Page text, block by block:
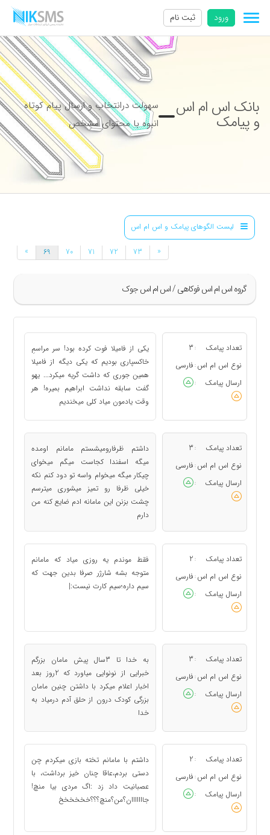
ورود ثبت نام
بانک اس ام اس
و پیامک
سهولت درانتخاب و ارسال پیام کوتاه
انبوه با محتوای مشخص
لیست الگوهای پیامک و اس ام اس
گروه اس ام اس فوکاهی / اس ام اس جوک
» 69 70 71 72 73 «
تعداد پیامک :
3
نوع اس ام اس : فارسی
ارسال پیامک
:
یکی از فامیلا فوت کرده بود! سر مراسمِ
خاکسپاری بودیم که یکی دیگه از فامیلا
همین جوری که داشت گریه میکرد... یهو
گفت سابقه نداشت ابراهیم بمیره! هر
وقت یادمون میاد کلی میخندیم
تعداد پیامک :
3
نوع اس ام اس : فارسی
ارسال پیامک
:
داشتم ظرفارومیشستم مامانم اومده
میگه اسفندا کجاست میگم میخوای
چیکار میگه میخوام واسه تو دود کنم نکه
خیلی ظرفا رو تمیز میشوری میترسم
چشت بزنن این مامانه ادم ضایع کنه من
دارم
تعداد پیامک :
2
نوع اس ام اس : فارسی
ارسال پیامک
:
فقط موندم یه روزی میاد که مامانم
متوجه بشه شارژر صرفا بدین جهت که
سیم داره؛سیم کارت نیست:|
تعداد پیامک :
3
نوع اس ام اس : فارسی
ارسال پیامک
:
به خدا تا 3سال پیش مامان بزرگم
خبرایی از نونوایی میاورد که 2روز بعد
اخبار اعلام میکرد با داشتن چنین مامان
بزرگی کودک درون از حلق آدم درمیاد به
خدا
تعداد پیامک :
2
نوع اس ام اس : فارسی
ارسال پیامک
:
داشتم با مامانم تخته بازی میکردم چن
دستی بردم،عاقا چنان خیز برداشت، با
عصبانیت داد زد :اگ مردی بیا منچ!
جااااااان؟من؟منچ؟؟؟خخخخخخ